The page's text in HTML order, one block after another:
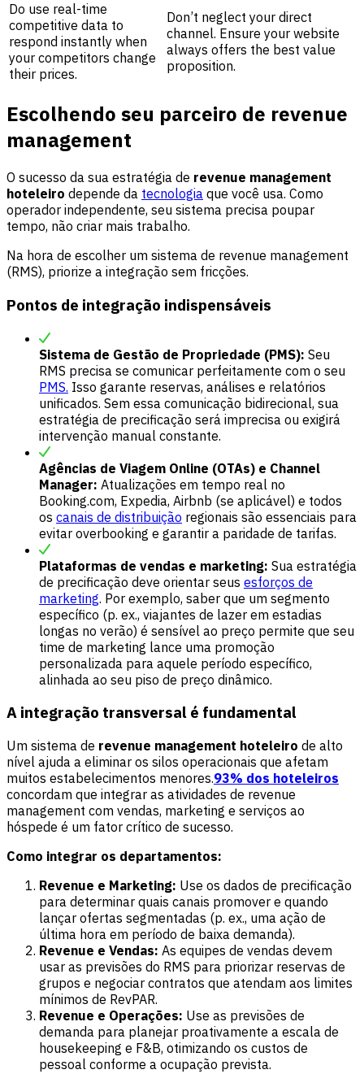
Do use real-time
competitive data to
respond instantly when
your competitors change
their prices.
Don’t neglect your direct
channel. Ensure your website
always offers the best value
proposition.
Escolhendo seu parceiro de revenue
management
O sucesso da sua estratégia de revenue management
hoteleiro depende da tecnologia que você usa. Como
operador independente, seu sistema precisa poupar
tempo, não criar mais trabalho.
Na hora de escolher um sistema de revenue management
(RMS), priorize a integração sem fricções.
Pontos de integração indispensáveis
Sistema de Gestão de Propriedade (PMS): Seu
RMS precisa se comunicar perfeitamente com o seu
PMS. Isso garante reservas, análises e relatórios
unificados. Sem essa comunicação bidirecional, sua
estratégia de precificação será imprecisa ou exigirá
intervenção manual constante.
Agências de Viagem Online (OTAs) e Channel
Manager: Atualizações em tempo real no
Booking.com, Expedia, Airbnb (se aplicável) e todos
os canais de distribuição regionais são essenciais para
evitar overbooking e garantir a paridade de tarifas.
Plataformas de vendas e marketing: Sua estratégia
de precificação deve orientar seus esforços de
marketing. Por exemplo, saber que um segmento
específico (p. ex., viajantes de lazer em estadias
longas no verão) é sensível ao preço permite que seu
time de marketing lance uma promoção
personalizada para aquele período específico,
alinhada ao seu piso de preço dinâmico.
A integração transversal é fundamental
Um sistema de revenue management hoteleiro de alto
nível ajuda a eliminar os silos operacionais que afetam
muitos estabelecimentos menores.93% dos hoteleiros
concordam que integrar as atividades de revenue
management com vendas, marketing e serviços ao
hóspede é um fator crítico de sucesso.
Como integrar os departamentos:
Revenue e Marketing: Use os dados de precificação
para determinar quais canais promover e quando
lançar ofertas segmentadas (p. ex., uma ação de
última hora em período de baixa demanda).
Revenue e Vendas: As equipes de vendas devem
usar as previsões do RMS para priorizar reservas de
grupos e negociar contratos que atendam aos limites
mínimos de RevPAR.
Revenue e Operações: Use as previsões de
demanda para planejar proativamente a escala de
housekeeping e F&B, otimizando os custos de
pessoal conforme a ocupação prevista.